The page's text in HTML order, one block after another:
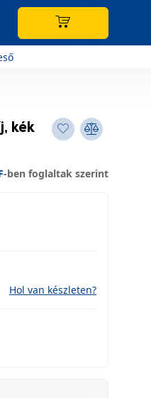
kék
-ben foglaltak szerint
Hol van készleten?